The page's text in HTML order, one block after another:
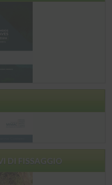
DI FISSAGGIO